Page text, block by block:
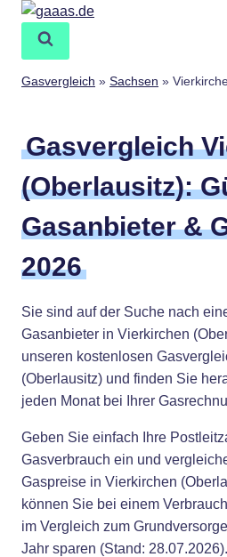
Zum
springen
Gasvergleich » Sachsen »
Gasvergleich
(Oberlausitz):
Gasanbieter &
2026
Sie sind auf der Suche nach
Gasanbieter in Vierkirchen
unseren kostenlosen
(Oberlausitz) und finden Sie
jeden Monat bei Ihrer
Geben Sie einfach Ihre
Gasverbrauch ein und
Gaspreise in Vierkirchen
können Sie bei einem
im Vergleich zum
Jahr sparen (Stand: 28.07.2026).